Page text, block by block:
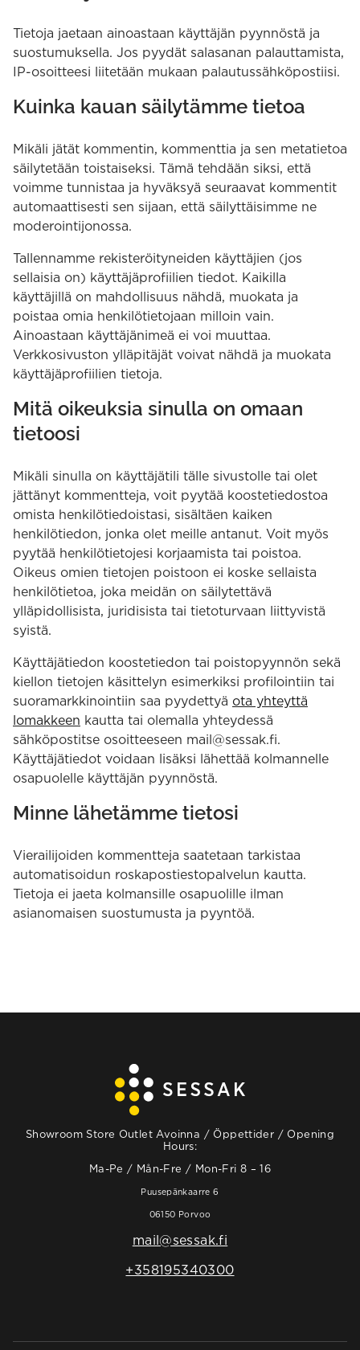
Tietoja jaetaan ainoastaan käyttäjän pyynnöstä ja
suostumuksella. Jos pyydät salasanan palauttamista,
IP-osoitteesi liitetään mukaan palautussähköpostiisi.
Kuinka kauan säilytämme tietoa
Mikäli jätät kommentin, kommenttia ja sen metatietoa
säilytetään toistaiseksi. Tämä tehdään siksi, että
voimme tunnistaa ja hyväksyä seuraavat kommentit
automaattisesti sen sijaan, että säilyttäisimme ne
moderointijonossa.
Tallennamme rekisteröityneiden käyttäjien (jos
sellaisia on) käyttäjäprofiilien tiedot. Kaikilla
käyttäjillä on mahdollisuus nähdä, muokata ja
poistaa omia henkilötietojaan milloin vain.
Ainoastaan käyttäjänimeä ei voi muuttaa.
Verkkosivuston ylläpitäjät voivat nähdä ja muokata
käyttäjäprofiilien tietoja.
Mitä oikeuksia sinulla on omaan
tietoosi
Mikäli sinulla on käyttäjätili tälle sivustolle tai olet
jättänyt kommentteja, voit pyytää koostetiedostoa
omista henkilötiedoistasi, sisältäen kaiken
henkilötiedon, jonka olet meille antanut. Voit myös
pyytää henkilötietojesi korjaamista tai poistoa.
Oikeus omien tietojen poistoon ei koske sellaista
henkilötietoa, joka meidän on säilytettävä
ylläpidollisista, juridisista tai tietoturvaan liittyvistä
syistä.
Käyttäjätiedon koostetiedon tai poistopyynnön sekä
kiellon tietojen käsittelyn esimerkiksi profilointiin tai
suoramarkkinointiin saa pyydettyä ota yhteyttä
lomakkeen kautta tai olemalla yhteydessä
sähköpostitse osoitteeseen mail@sessak.fi.
Käyttäjätiedot voidaan lisäksi lähettää kolmannelle
osapuolelle käyttäjän pyynnöstä.
Minne lähetämme tietosi
Vierailijoiden kommentteja saatetaan tarkistaa
automatisoidun roskapostiestopalvelun kautta.
Tietoja ei jaeta kolmansille osapuolille ilman
asianomaisen suostumusta ja pyyntöä.
Showroom Store Outlet Avoinna / Öppettider / Opening
Hours:
Ma-Pe / Mån-Fre / Mon-Fri 8 – 16
Puusepänkaarre 6
06150 Porvoo
mail@sessak.fi
+358195340300